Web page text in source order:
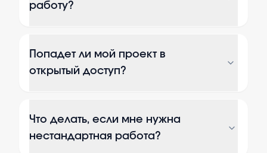
работу?
Попадет ли мой проект в
открытый доступ?
Что делать, если мне нужна
нестандартная работа?